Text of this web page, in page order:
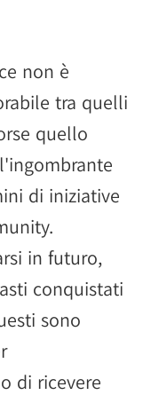
non è
tra quelli
quello
di iniziative
in futuro,
conquistati
sono
di ricevere